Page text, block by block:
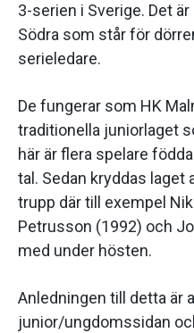
3-serien i Sverige. Det
Södra som står för
serieledare.
De fungerar som HK
traditionella juniorlaget
här är flera spelare
tal. Sedan kryddas laget
trupp där till exempel
Petrusson (1992) och
med under hösten.
Anledningen till detta är
junior/ungdomssidan